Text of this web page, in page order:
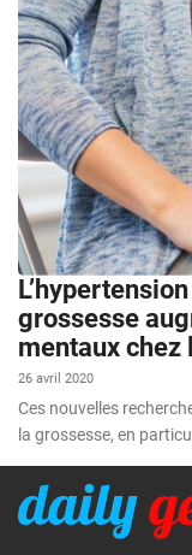
grossesse
mentaux chez
26 avril 2020
Ces nouvelles
la grossesse, en